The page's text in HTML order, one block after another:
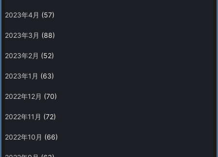
2023年4月 (57)
2023年3月 (88)
2023年2月 (52)
2023年1月 (63)
2022年12月 (70)
2022年11月 (72)
2022年10月 (66)